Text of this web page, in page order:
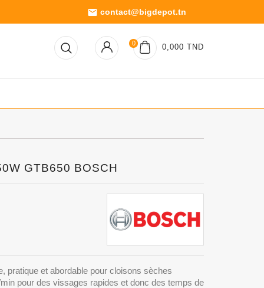
email contact@bigdepot.tn
0 0,000 TND
GTB650 BOSCH
pratique et abordable pour cloisons sèches
pour des vissages rapides et donc des temps de